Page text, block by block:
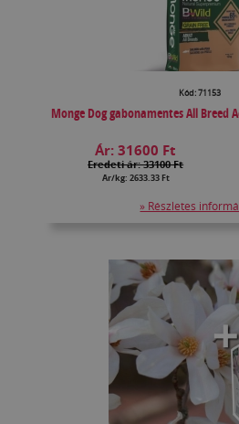
Kód: 71153
Monge Dog gabonamentes All Breed
Ár:31600 Ft
Eredeti ár: 33100 Ft
Ár/kg: 2633.33 Ft
» Részletes